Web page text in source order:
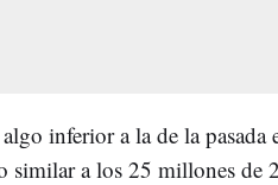
inferior a la de la
similar a los 25 millones de